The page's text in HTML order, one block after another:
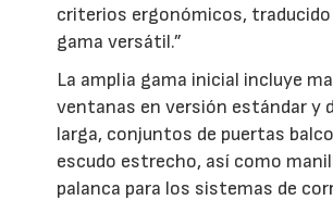
criterios ergonómicos, traducido
gama versátil.”
La amplia gama inicial incluye
ventanas en versión estándar y
larga, conjuntos de puertas
escudo estrecho, así como
palanca para los sistemas de